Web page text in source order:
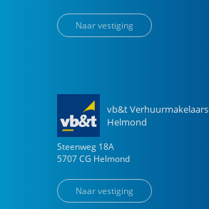
Naar vestiging
vb&t Verhuurmakelaars
Helmond
Steenweg 18A
5707 CG Helmond
Naar vestiging